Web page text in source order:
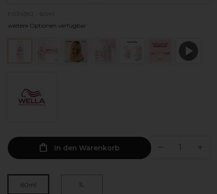
P034392 - 60ml
weitere Optionen verfügbar
In den Warenkorb
60ml 1L